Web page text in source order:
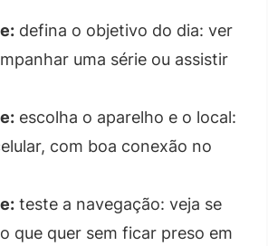
defina o objetivo do dia: ver
uma série ou assistir
escolha o aparelho e o local:
com boa conexão no
teste a navegação: veja se
que quer sem ficar preso em